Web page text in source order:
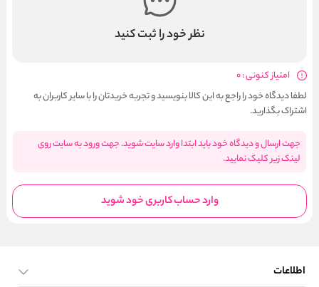
نظر خود را ثبت کنید
امتیاز کنونی : 0
لطفا دیدگاه خود را راجع به این کالا بنویسید و تجربه خریدتان را با سایر کاربران به
اشتراک بگذارید.
جهت ارسال و دیدگاه خود باید ابتدا وارد سایت شوید. جهت ورود به سایت روی
لینک زیر کلیک نمایید.
وارد حساب کاربری خود شوید
اطلاعات